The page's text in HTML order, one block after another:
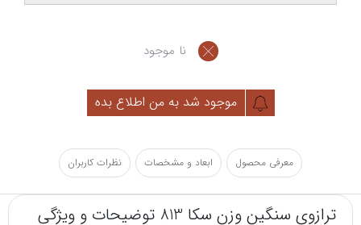
نا موجود
موجود شد به من اطلاع بده
معرفی محصول ابعاد و مشخصات نظرات کاربران
ترازوی سنگین وزن سکا 813 توضیحات و ویژگی